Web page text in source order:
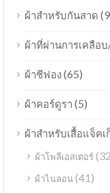
ผ้าสำหรับกันสาด
ผ้าที่ผ่านการเคลือ
ผ้าชีฟอง(65)
ผ้าคอร์ดูรา (5)
ผ้าสำหรับเสื้อแจ็ค
ผ้าโพลีเอสเตอร์
ผ้าไนลอน(41)